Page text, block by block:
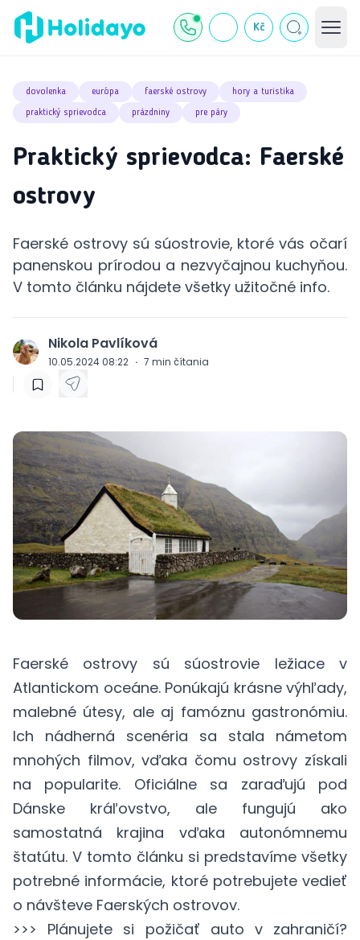
Kč
dovolenka európa faerské ostrovy hory a turistika
praktický sprievodca prázdniny pre páry
Praktický sprievodca: Faerské
ostrovy
Faerské ostrovy sú súostrovie, ktoré vás očarí
panenskou prírodou a nezvyčajnou kuchyňou.
V tomto článku nájdete všetky užitočné info.
J Nikola Pavlíková
10.05.2024 08:22 · 7 min čítania
Faerské ostrovy sú súostrovie ležiace v
Atlantickom oceáne. Ponúkajú krásne výhľady,
malebné útesy, ale aj famóznu gastronómiu.
Ich nádherná scenéria sa stala námetom
mnohých filmov, vďaka čomu ostrovy získali
na popularite. Oficiálne sa zaraďujú pod
Dánske kráľovstvo, ale fungujú ako
samostatná krajina vďaka autonómnemu
štatútu. V tomto článku si predstavíme všetky
potrebné informácie, ktoré potrebujete vedieť
o návšteve Faerských ostrovov.
>>> Plánujete si požičať auto v zahraničí?